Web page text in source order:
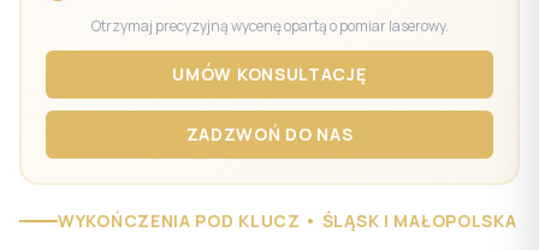
WYKOŃCZENIA POD KLUCZ • ŚLĄSK I MAŁOPOLSKA
Otrzymaj precyzyjną wycenę opartą o pomiar laserowy.
UMÓW KONSULTACJĘ
ZADZWOŃ DO NAS